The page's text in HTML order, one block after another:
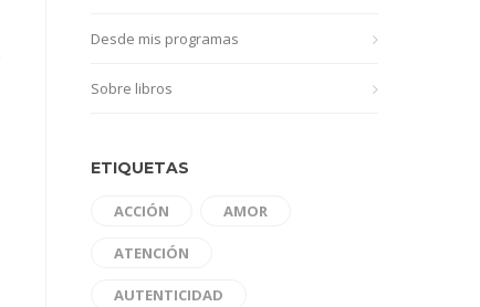
Desde mis programas
Sobre libros
ETIQUETAS
ACCIÓN AMOR
ATENCIÓN
AUTENTICIDAD